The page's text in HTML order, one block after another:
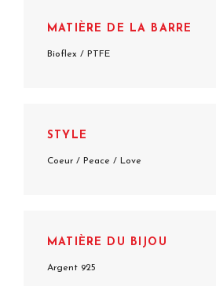
MATIÈRE DE LA BARRE
Bioflex / PTFE
STYLE
Coeur / Peace / Love
MATIÈRE DU BIJOU
Argent 925